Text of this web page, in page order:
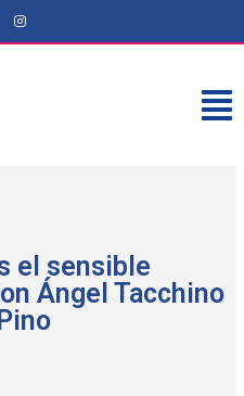
el sensible
Ángel Tacchino